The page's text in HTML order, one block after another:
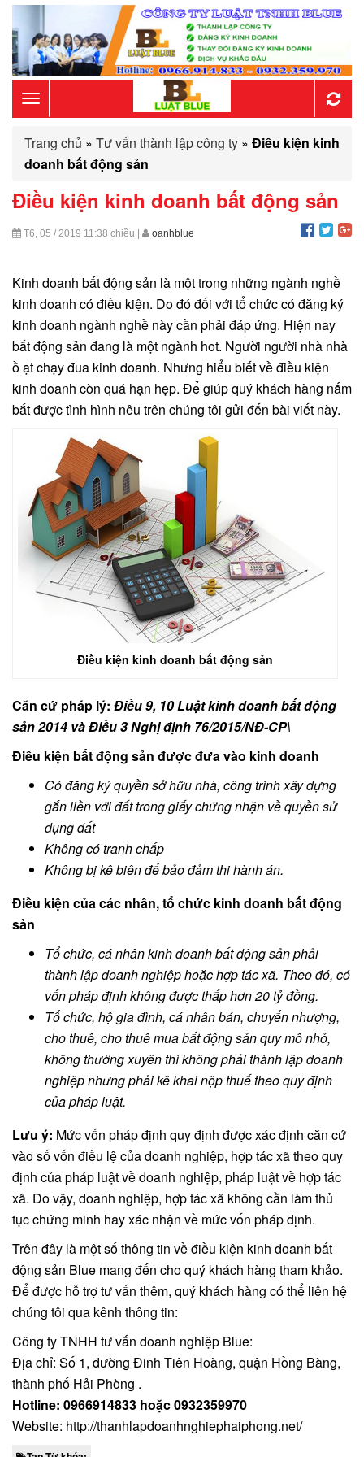
Toggle
navigation
Trang chủ » Tư vấn thành lập công ty » Điều kiện kinh
doanh bất động sản
Điều kiện kinh doanh bất động sản
T6, 05 / 2019 11:38 chiều oanhblue
Kinh doanh bất động sản là một trong những ngành nghề
kinh doanh có điều kiện. Do đó đối với tổ chức có đăng ký
kinh doanh ngành nghề này cần phải đáp ứng. Hiện nay
bất động sản đang là một ngành hot. Người người nhà nhà
ồ ạt chạy đua kinh doanh. Nhưng hiểu biết về điều kiện
kinh doanh còn quá hạn hẹp. Để giúp quý khách hàng nắm
bắt được tình hình nêu trên chúng tôi gửi đến bài viết này.
Điều kiện kinh doanh bất động sản
Căn cứ pháp lý: Điều 9, 10 Luật kinh doanh bất động
sản 2014 và Điều 3 Nghị định 76/2015/NĐ-CP\
Điều kiện bất động sản được đưa vào kinh doanh
Có đăng ký quyền sở hữu nhà, công trình xây dựng
gắn liền với đất trong giấy chứng nhận về quyền sử
dụng đất
Không có tranh chấp
Không bị kê biên để bảo đảm thi hành án.
Điều kiện của các nhân, tổ chức kinh doanh bất động
sản
Tổ chức, cá nhân kinh doanh bất động sản phải
thành lập doanh nghiệp hoặc hợp tác xã. Theo đó, có
vốn pháp định không được thấp hơn 20 tỷ đồng.
Tổ chức, hộ gia đình, cá nhân bán, chuyển nhượng,
cho thuê, cho thuê mua bất động sản quy mô nhỏ,
không thường xuyên thì không phải thành lập doanh
nghiệp nhưng phải kê khai nộp thuế theo quy định
của pháp luật.
Lưu ý: Mức vốn pháp định quy định được xác định căn cứ
vào số vốn điều lệ của doanh nghiệp, hợp tác xã theo quy
định của pháp luật về doanh nghiệp, pháp luật về hợp tác
xã. Do vậy, doanh nghiệp, hợp tác xã không cần làm thủ
tục chứng minh hay xác nhận về mức vốn pháp định.
Trên đây là một số thông tin về điều kiện kinh doanh bất
động sản Blue mang đến cho quý khách hàng tham khảo.
Để được hỗ trợ tư vấn thêm, quý khách hàng có thể liên hệ
chúng tôi qua kênh thông tin:
Công ty TNHH tư vấn doanh nghiệp Blue:
Địa chỉ: Số 1, đường Đinh Tiên Hoàng, quận Hồng Bàng,
thành phố Hải Phòng .
Hotline: 0966914833 hoặc 0932359970
Website: http://thanhlapdoanhnghiephaiphong.net/